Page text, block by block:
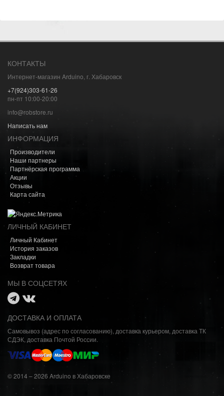
КОНТАКТЫ
Интернет-магазин Arduino, г. Хабаровск
+7(924)303-61-26
пн-пт 10:00-20:00
info@robstore.ru
Написать нам
ИНФОРМАЦИЯ
Производители
Наши партнеры
Партнёрская программа
Акции
Отзывы
Карта сайта
ЛИЧНЫЙ КАБИНЕТ
Личный Кабинет
История заказов
Закладки
Возврат товара
МЫ В СОЦСЕТЯХ
ДОСТАВКА И ОПЛАТА
Самовывоз (адрес по согласованию), доставка курьером, доставка ТК
СДЭК, доставка Почтой России.
© 2014 – 2026 Arduino в Хабаровске